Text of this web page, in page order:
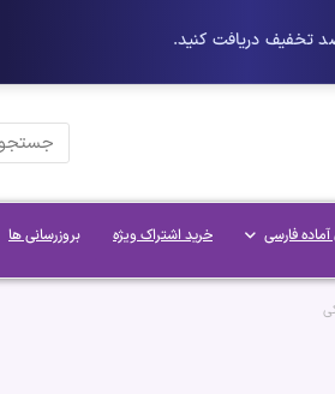
فارسی خرید اشتراک ویژه بروزرسانی ها